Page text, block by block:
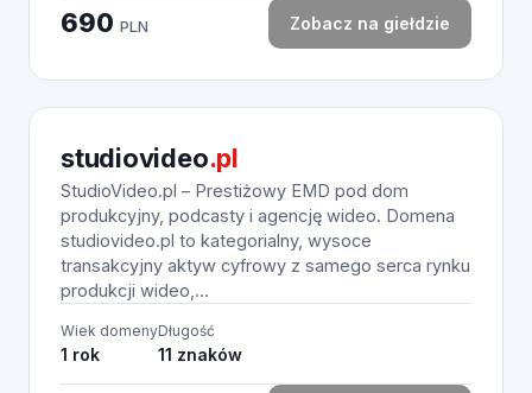
690 PLN Zobacz na giełdzie
studiovideo.pl
StudioVideo.pl – Prestiżowy EMD pod dom
produkcyjny, podcasty i agencję wideo. Domena
studiovideo.pl to kategorialny, wysoce
transakcyjny aktyw cyfrowy z samego serca rynku
produkcji wideo,...
Wiek domeny
1 rok
Długość
11 znaków